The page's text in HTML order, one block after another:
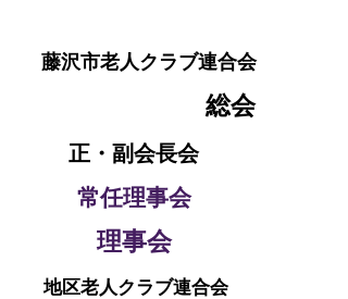
藤沢市老人クラブ連合会
総会
正・副会長会
常任理事会
理事会
地区老人クラブ連合会